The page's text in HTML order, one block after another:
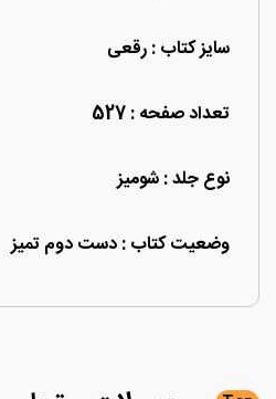
سایز کتاب : رقعی
تعداد صفحه : 527
نوع جلد : شومیز
وضعیت کتاب : دست دوم تمیز